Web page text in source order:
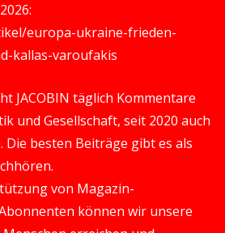
europa-ukraine-frieden-
kallas-varoufakis
JACOBIN täglich Kommentare
und Gesellschaft, seit 2020 auch
Die besten Beiträge gibt es als
von Magazin-
können wir unsere